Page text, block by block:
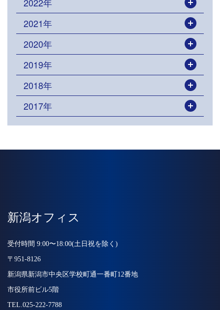
2021年
2020年
2019年
2018年
2017年
新潟オフィス
受付時間 9:00〜18:00(土日祝を除く)
〒951-8126
新潟県新潟市中央区学校町通一番町12番地
市役所前ビル5階
TEL.025-222-7788